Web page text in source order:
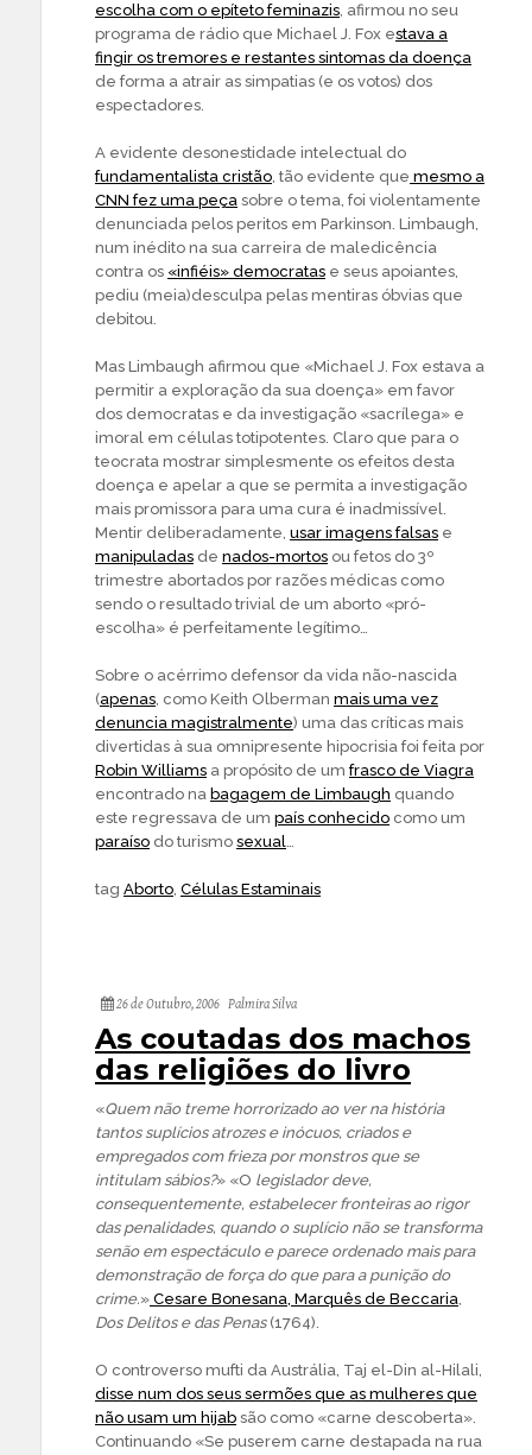
escolha com o epíteto feminazis, afirmou no seu
programa de rádio que Michael J. Fox estava a
fingir os tremores e restantes sintomas da doença
de forma a atrair as simpatias (e os votos) dos
espectadores.
A evidente desonestidade intelectual do
fundamentalista cristão, tão evidente que mesmo a
CNN fez uma peça sobre o tema, foi violentamente
denunciada pelos peritos em Parkinson. Limbaugh,
num inédito na sua carreira de maledicência
contra os «infiéis» democratas e seus apoiantes,
pediu (meia)desculpa pelas mentiras óbvias que
debitou.
Mas Limbaugh afirmou que «Michael J. Fox estava a
permitir a exploração da sua doença» em favor
dos democratas e da investigação «sacrílega» e
imoral em células totipotentes. Claro que para o
teocrata mostrar simplesmente os efeitos desta
doença e apelar a que se permita a investigação
mais promissora para uma cura é inadmissível.
Mentir deliberadamente, usar imagens falsas e
manipuladas de nados-mortos ou fetos do 3º
trimestre abortados por razões médicas como
sendo o resultado trivial de um aborto «pró-
escolha» é perfeitamente legítimo…
Sobre o acérrimo defensor da vida não-nascida
(apenas, como Keith Olberman mais uma vez
denuncia magistralmente) uma das críticas mais
divertidas à sua omnipresente hipocrisia foi feita por
Robin Williams a propósito de umfrasco de Viagra
encontrado na bagagem de Limbaugh quando
este regressava de um país conhecido como um
paraíso do turismo sexual…
tag Aborto, Células Estaminais
26 de Outubro, 2006 Palmira Silva
As coutadas dos machos
das religiões do livro
«Quem não treme horrorizado ao ver na história
tantos suplícios atrozes e inócuos, criados e
empregados com frieza por monstros que se
intitulam sábios?» «O legislador deve,
consequentemente, estabelecer fronteiras ao rigor
das penalidades, quando o suplício não se transforma
senão em espectáculo e parece ordenado mais para
demonstração de força do que para a punição do
crime.» Cesare Bonesana, Marquês de Beccaria,
Dos Delitos e das Penas(1764).
O controverso mufti da Austrália, Taj el-Din al-Hilali,
disse num dos seus sermões que as mulheres que
não usam um hijab são como «carne descoberta».
Continuando «Se puserem carne destapada na rua